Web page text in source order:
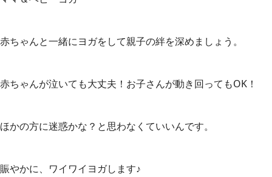
赤ちゃんと一緒にヨガをして親子の絆を深めましょう。
赤ちゃんが泣いても大丈夫！お子さんが動き回ってもOK！
ほかの方に迷惑かな？と思わなくていいんです。
賑やかに、ワイワイヨガします♪